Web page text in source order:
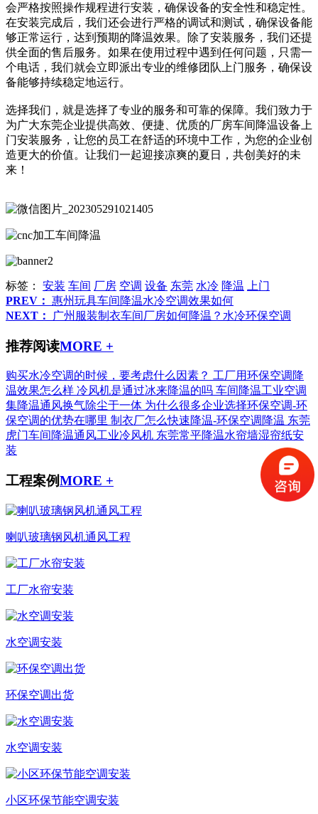
会严格按照操作规程进行安装，确保设备的安全性和稳定性。
在安装完成后，我们还会进行严格的调试和测试，确保设备能
够正常运行，达到预期的降温效果。除了安装服务，我们还提
供全面的售后服务。如果在使用过程中遇到任何问题，只需一
个电话，我们就会立即派出专业的维修团队上门服务，确保设
备能够持续稳定地运行。
选择我们，就是选择了专业的服务和可靠的保障。我们致力于
为广大东莞企业提供高效、便捷、优质的厂房车间降温设备上
门安装服务，让您的员工在舒适的环境中工作，为您的企业创
造更大的价值。让我们一起迎接凉爽的夏日，共创美好的未
来！
标签： 安装 车间 厂房 空调 设备 东莞 水冷 降温
上门
PREV： 惠州玩具车间降温水冷空调效果如何
NEXT：
广州服装制衣车间厂房如何降温？水冷环保空调
推荐阅读MORE +
购买水冷空调的时候，要考虑什么因素？ 工厂用环保空调降
温效果怎么样 冷风机是通过冰来降温的吗 车间降温工业空调
集降温通风换气除尘于一体 为什么很多企业选择环保空调-环
保空调的优势在哪里 制衣厂怎么快速降温-环保空调降温 东莞
虎门车间降温通风工业冷风机 东莞常平降温水帘墙湿帘纸安
装
工程案例MORE +
喇叭玻璃钢风机通风工程
工厂水帘安装
水空调安装
环保空调出货
水空调安装
小区环保节能空调安装